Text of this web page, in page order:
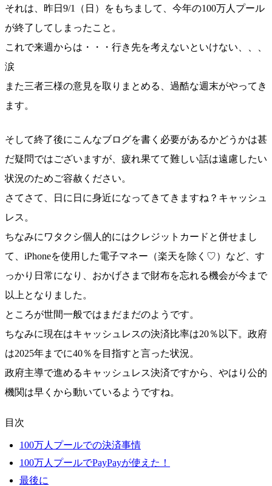
それは、昨日9/1（日）をもちまして、今年の100万人プール
が終了してしまったこと。
これで来週からは・・・行き先を考えないといけない、、、
涙
また三者三様の意見を取りまとめる、過酷な週末がやってき
ます。
そして終了後にこんなブログを書く必要があるかどうかは甚
だ疑問ではございますが、疲れ果てて難しい話は遠慮したい
状況のためご容赦ください。
さてさて、日に日に身近になってきてきますね？キャッシュ
レス。
ちなみにワタクシ個人的にはクレジットカードと併せまし
て、iPhoneを使用した電子マネー（楽天を除く♡）など、す
っかり日常になり、おかげさまで財布を忘れる機会が今まで
以上となりました。
ところが世間一般ではまだまだのようです。
ちなみに現在はキャッシュレスの決済比率は20％以下。政府
は2025年までに40％を目指すと言った状況。
政府主導で進めるキャッシュレス決済ですから、やはり公的
機関は早くから動いているようですね。
目次
100万人プールでの決済事情
100万人プールでPayPayが使えた！
最後に